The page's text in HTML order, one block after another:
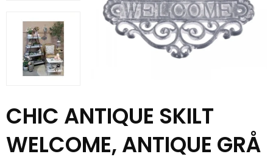
CHIC ANTIQUE SKILT
WELCOME, ANTIQUE GRÅ